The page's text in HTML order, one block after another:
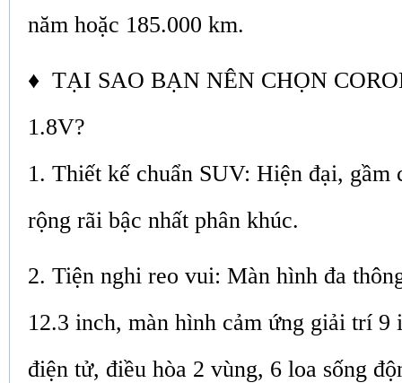
năm hoặc 185.000 km.
♦ TẠI SAO BẠN NÊN CHỌN
1.8V?
1. Thiết kế chuẩn SUV: Hiện đại, gầm
rộng rãi bậc nhất phân khúc.
2. Tiện nghi reo vui: Màn hình đa
12.3 inch, màn hình cảm ứng giải trí 9
điện tử, điều hòa 2 vùng, 6 loa sống